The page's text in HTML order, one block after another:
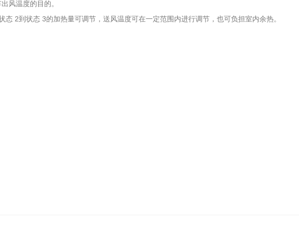
风温度的目的。
态 2到状态 3的加热量可调节，送风温度可在一定范围内进行调节，也可负担室内余热。